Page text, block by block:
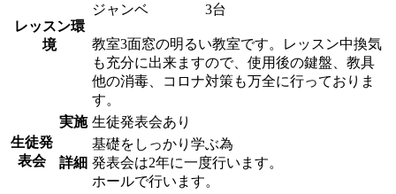
レッスン環
境
ジャンベ 3台
教室3面窓の明るい教室です。レッスン中換気
も充分に出来ますので、使用後の鍵盤、教具
他の消毒、コロナ対策も万全に行っておりま
す。
生徒発
表会
実施 生徒発表会あり
詳細
基礎をしっかり学ぶ為
発表会は2年に一度行います。
ホールで行います。